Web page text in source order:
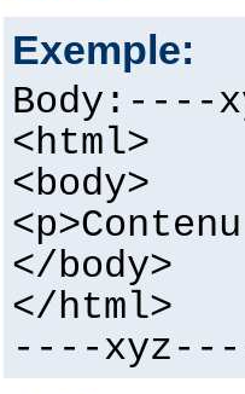
Exemple:
Body:----
<html>
<body>
</body>
</html>
----